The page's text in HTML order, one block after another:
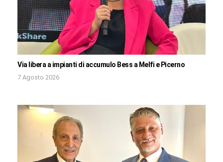
Via libera a impianti di accumulo Bess a Melfi e Picerno
7 Agosto 2026